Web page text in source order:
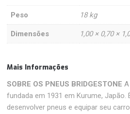
Peso 18 kg
Dimensões 1,00 × 0,70 ×
Mais Informações
SOBRE OS PNEUS BRIDGESTONE
fundada em 1931 em Kurume, Japão.
desenvolver pneus e equipar seu